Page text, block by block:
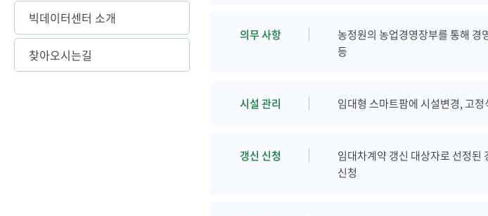
빅데이터센터 소개
찾아오시는길
의무 사항
농정원의 농업경영장부를 통해 경
등
시설 관리 임대형 스마트팜에 시설변경, 고
갱신 신청
임대차계약 갱신 대상자로 선정된
신청